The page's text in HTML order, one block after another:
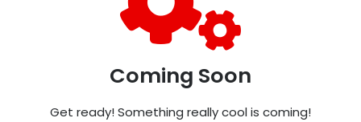
Coming Soon
Get ready! Something really cool is coming!